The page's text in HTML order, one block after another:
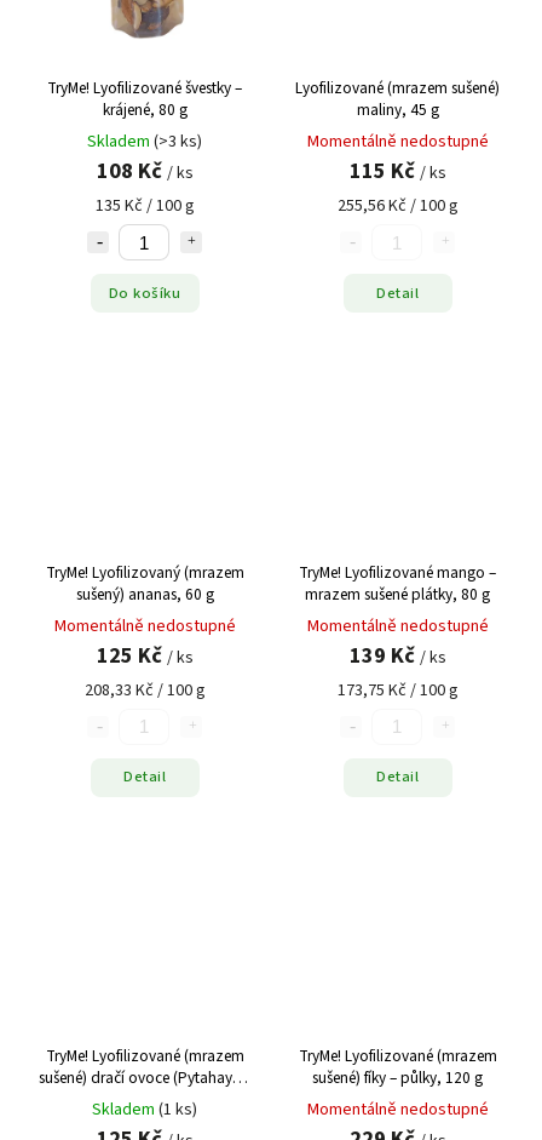
TryMe! Lyofilizované švestky –
krájené, 80 g
Skladem (>3 ks)
108 Kč / ks
135 Kč / 100 g
Do košíku
Lyofilizované (mrazem sušené)
maliny, 45 g
Momentálně nedostupné
115 Kč / ks
255,56 Kč / 100 g
Detail
TryMe! Lyofilizovaný (mrazem
sušený) ananas, 60 g
Momentálně nedostupné
125 Kč / ks
208,33 Kč / 100 g
Detail
TryMe! Lyofilizované mango –
mrazem sušené plátky, 80 g
Momentálně nedostupné
139 Kč / ks
173,75 Kč / 100 g
Detail
TryMe! Lyofilizované (mrazem
sušené) dračí ovoce (Pytahaya),
80 g
Skladem (1 ks)
TryMe! Lyofilizované (mrazem
sušené) fíky – půlky, 120 g
Momentálně nedostupné